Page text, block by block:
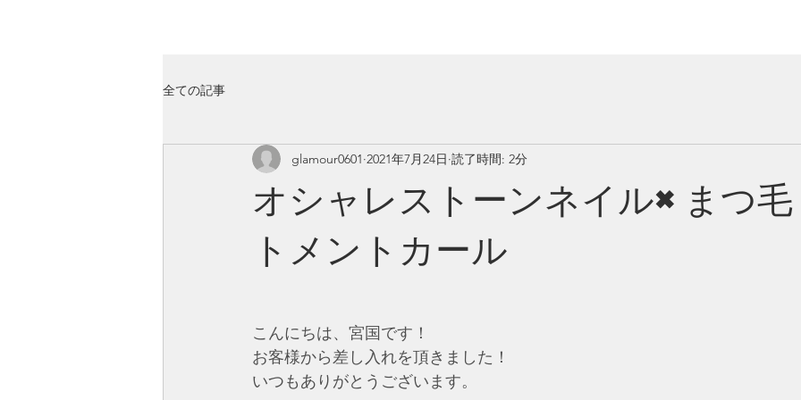
全ての記事
オシャレストーンネイル×まつ
トメントカール
glamour0601 2021年7月24日 読了時間: 2分
こんにちは、宮国です！
お客様から差し入れを頂きました！
いつもありがとうございます。